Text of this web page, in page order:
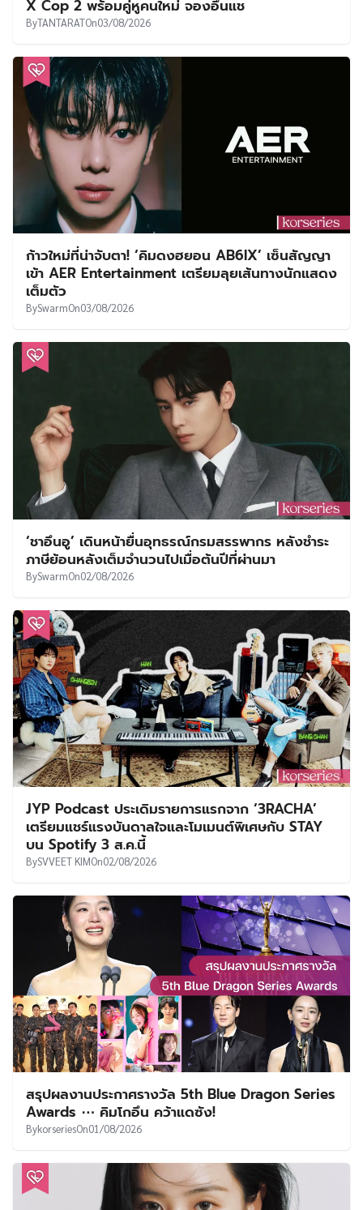
X Cop 2 พร้อมคู่หูคนใหม่ จองอึนแช
ByTANTARATOn03/08/2026
ก้าวใหม่ที่น่าจับตา! ‘คิมดงฮยอน AB6IX’ เซ็นสัญญา
เข้า AER Entertainment เตรียมลุยเส้นทางนักแสดง
เต็มตัว
BySwarmOn03/08/2026
‘ชาอึนอู’ เดินหน้ายื่นอุทธรณ์กรมสรรพากร หลังชำระ
ภาษีย้อนหลังเต็มจำนวนไปเมื่อต้นปีที่ผ่านมา
BySwarmOn02/08/2026
JYP Podcast ประเดิมรายการแรกจาก ‘3RACHA’
เตรียมแชร์แรงบันดาลใจและโมเมนต์พิเศษกับ STAY
บน Spotify 3 ส.ค.นี้
BySVVEET KIMOn02/08/2026
สรุปผลงานประกาศรางวัล 5th Blue Dragon Series
Awards ⋯ คิมโกอึน คว้าแดซัง!
BykorseriesOn01/08/2026